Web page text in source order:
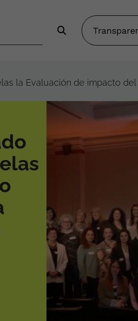
la Evaluación de impacto